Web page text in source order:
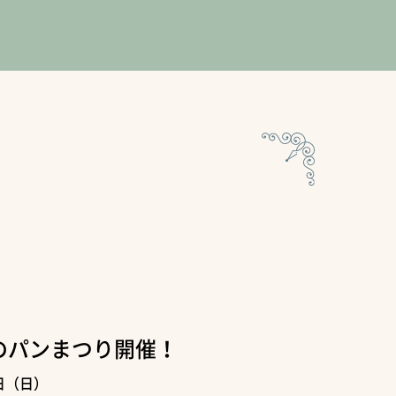
ンまつり開催！
日）